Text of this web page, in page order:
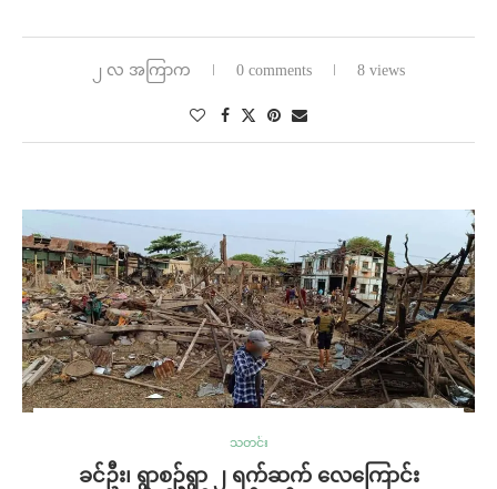
၂ လ အကြာက 0 comments 8 views
သတင်း
ခင်ဦး၊ ရွာစဥ်ရွာ ၂ ရက်ဆက် လေကြောင်း